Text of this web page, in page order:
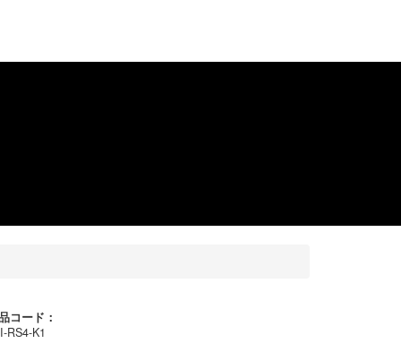
コード：
RS4-K1